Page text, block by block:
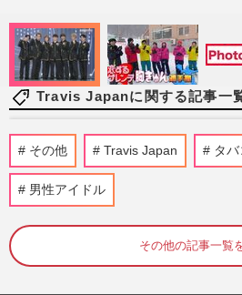
Travis Japanに関する記事一
櫻井翔、司会を務
ト』STARTOシャ
Travis Japan川島
間”を経て初単独
その他 Travis Japan タバ
男性アイドル
その他の記事一覧